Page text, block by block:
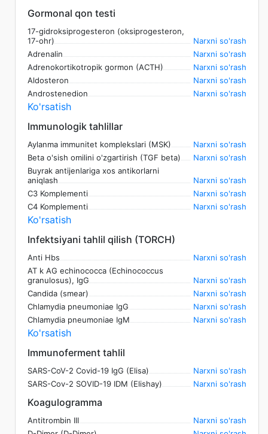
Gormonal qon testi
17-gidroksiprogesteron (oksiprogesteron,
17-ohr)
Narxni so'rash
Adrenalin
Narxni so'rash
Adrenokortikotropik gormon (ACTH)
Narxni so'rash
Aldosteron
Narxni so'rash
Androstenedion
Narxni so'rash
Ko'rsatish
Immunologik tahlillar
Aylanma immunitet komplekslari (MSK)
Narxni so'rash
Beta o'sish omilini o'zgartirish (TGF beta)
Narxni so'rash
Buyrak antijenlariga xos antikorlarni
aniqlash
Narxni so'rash
C3 Komplementi
Narxni so'rash
C4 Komplementi
Narxni so'rash
Ko'rsatish
Infektsiyani tahlil qilish (TORCH)
Anti Hbs
Narxni so'rash
AT k AG echinococca (Echinococcus
granulosus), IgG
Narxni so'rash
Candida (smear)
Narxni so'rash
Chlamydia pneumoniae IgG
Narxni so'rash
Chlamydia pneumoniae IgM
Narxni so'rash
Ko'rsatish
Immunoferment tahlil
SARS-CoV-2 Covid-19 IgG (Elisa)
Narxni so'rash
SARS-Cov-2 SOVID-19 IDM (Elishay)
Narxni so'rash
Koagulogramma
Antitrombin III
Narxni so'rash